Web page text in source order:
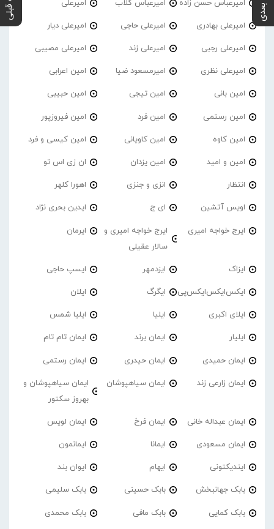
امیرعباس حسن زاده امیرعباس گلاب امیرعلی
امیرعلی بهادری امیرعلی حاجی امیرعلی دیار
امیرعلی رجبی امیرعلی زند امیرعلی مصیبی
امیرعلی نظری امیرمسعود ضیا امین اعرابی
امین بانی امین تیجی امین حبیبی
امین رستمی امین فرد امین فیروزپور
امین کاوه امین کاویانی امین کیسی و فرد
امین و امید امین یزدان ان زی اس تو
انتظار انزی و جنزی اهورا کلهر
اویس آتشین ای ج ایدین بحری نژاد
ایرج خواجه امیری
ایرج خواجه امیری و
سالار عقیلی
ایرمان
ایزاک ایزدمهر ایسپ حاجی
ایکس‌ایکس‌ایکس‌پی ایگرگ ایلان
ایلای اکبری ایلیا ایلیا شمس
ایلیار ایمان برند ایمان تام تام
ایمان حمیدی ایمان حیدری ایمان رستمی
ایمان زارعی زند ایمان سیاهپوشان
ایمان سیاهپوشان و
بهروز سکتور
ایمان عبداله خانی ایمان فرخ ایمان لویس
ایمان مسعودی ایمانا ایمانمون
ایندیکتونی ایهام ایوان بند
بابک جهانبخش بابک حسینی بابک سلیمی
بابک کمایی بابک مافی بابک محمدی